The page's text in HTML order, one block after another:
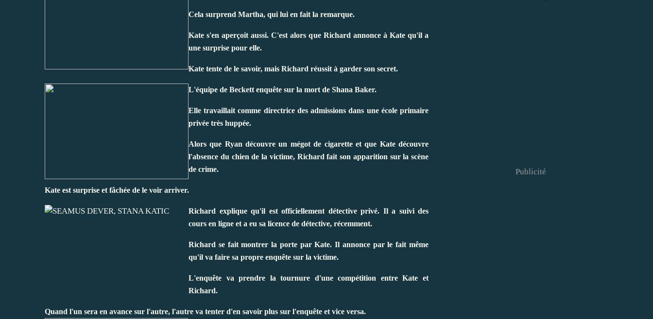
Cela surprend Martha, qui lui en fait la remarque.
Kate s'en aperçoit aussi. C'est alors que Richard annonce à Kate qu'il a
une surprise pour elle.
Kate tente de le savoir, mais Richard réussit à garder son secret.
L'équipe de Beckett enquête sur la mort de Shana Baker.
Elle travaillait comme directrice des admissions dans une école primaire
privée très huppée.
Alors que Ryan découvre un mégot de cigarette et que Kate découvre
l'absence du chien de la victime, Richard fait son apparition sur la scène
de crime.
Kate est surprise et fâchée de le voir arriver.
Richard explique qu'il est officiellement détective privé. Il a suivi des
cours en ligne et a eu sa licence de détective, récemment.
Richard se fait montrer la porte par Kate. Il annonce par le fait même
qu'il va faire sa propre enquête sur la victime.
L'enquête va prendre la tournure d'une compétition entre Kate et
Richard.
Quand l'un sera en avance sur l'autre, l'autre va tenter d'en savoir plus sur l'enquête et vice versa.
Publicité